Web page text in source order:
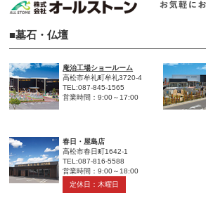
■墓石・仏壇
庵治工場ショールーム
高松市牟礼町牟礼3720-4
TEL:087-845-1565
営業時間：9:00～17:00
春日・屋島店
高松市春日町1642-1
TEL:087-816-5588
営業時間：9:00～18:00
定休日：木曜日